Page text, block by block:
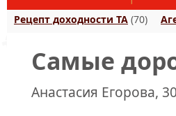
Рецепт доходности ТА (70)
Cамые
Анастасия Егорова,